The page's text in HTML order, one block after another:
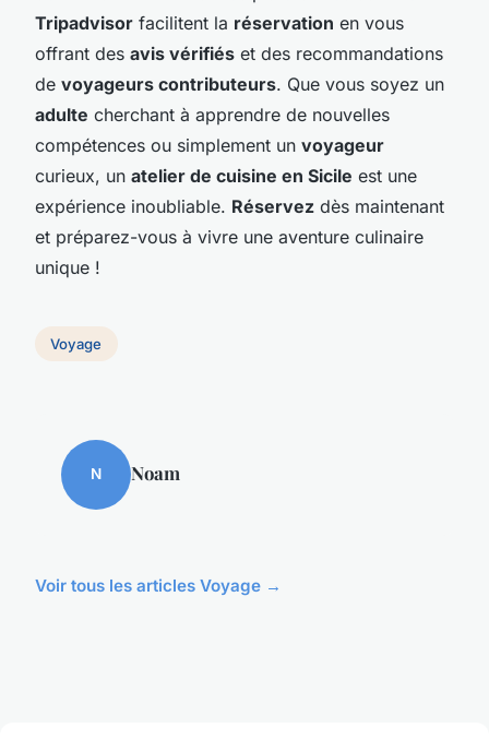
Tripadvisor facilitent la réservation en vous
offrant des avis vérifiés et des recommandations
de voyageurs contributeurs. Que vous soyez un
adulte cherchant à apprendre de nouvelles
compétences ou simplement un voyageur
curieux, un atelier de cuisine en Sicile est une
expérience inoubliable. Réservez dès maintenant
et préparez-vous à vivre une aventure culinaire
unique !
Voyage
N Noam
Voir tous les articles Voyage →